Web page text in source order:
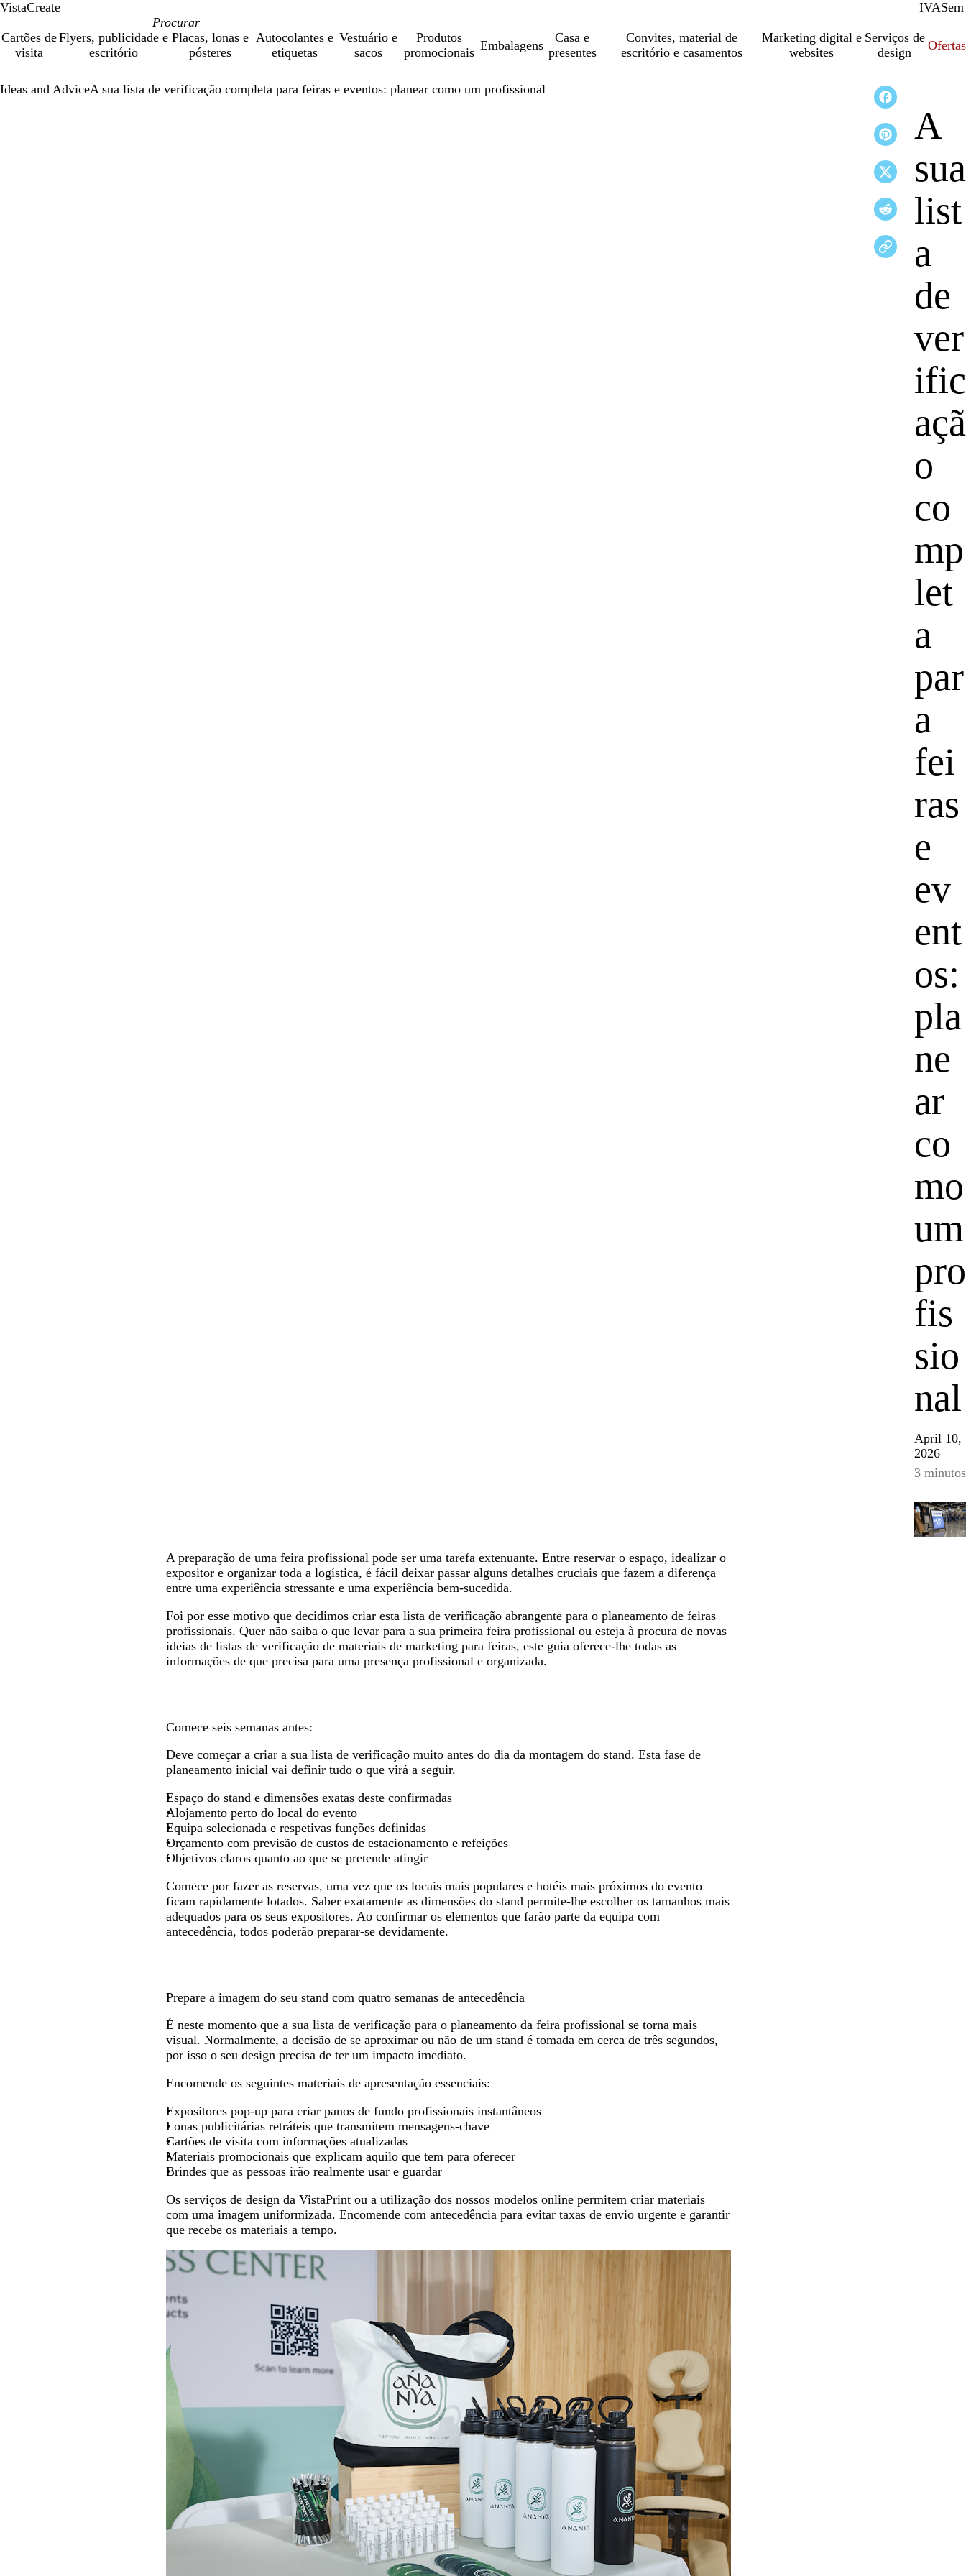
VistaCreate IVACom
Sem
Cartões de
visita
Flyers, publicidade e
escritório
Placas, lonas e
pósteres
Autocolantes e
etiquetas
Vestuário e
sacos
Produtos
promocionais
Embalagens
Casa e
presentes
Convites, material de
escritório e casamentos
Marketing digital e
websites
Serviços de
design
Ofertas
Ideas and AdviceA sua lista de verificação completa para feiras e eventos: planear como um profissional
A
sua
list
a
de
ver
ific
açã
o
co
mp
let
a
par
a
fei
ras
e
ev
ent
os:
pla
ne
ar
co
mo
um
pro
fis
sio
nal
April 10,
2026
3 minutos
A preparação de uma feira profissional pode ser uma tarefa extenuante. Entre reservar o espaço, idealizar o
expositor e organizar toda a logística, é fácil deixar passar alguns detalhes cruciais que fazem a diferença
entre uma experiência stressante e uma experiência bem-sucedida.
Foi por esse motivo que decidimos criar esta lista de verificação abrangente para o planeamento de feiras
profissionais. Quer não saiba o que levar para a sua primeira feira profissional ou esteja à procura de novas
ideias de listas de verificação de materiais de marketing para feiras, este guia oferece-lhe todas as
informações de que precisa para uma presença profissional e organizada.
Comece seis semanas antes:
Deve começar a criar a sua lista de verificação muito antes do dia da montagem do stand. Esta fase de
planeamento inicial vai definir tudo o que virá a seguir.
Espaço do stand e dimensões exatas deste confirmadas
Alojamento perto do local do evento
Equipa selecionada e respetivas funções definidas
Orçamento com previsão de custos de estacionamento e refeições
Objetivos claros quanto ao que se pretende atingir
Comece por fazer as reservas, uma vez que os locais mais populares e hotéis mais próximos do evento
ficam rapidamente lotados. Saber exatamente as dimensões do stand permite-lhe escolher os tamanhos mais
adequados para os seus expositores. Ao confirmar os elementos que farão parte da equipa com
antecedência, todos poderão preparar-se devidamente.
Prepare a imagem do seu stand com quatro semanas de antecedência
É neste momento que a sua lista de verificação para o planeamento da feira profissional se torna mais
visual. Normalmente, a decisão de se aproximar ou não de um stand é tomada em cerca de três segundos,
por isso o seu design precisa de ter um impacto imediato.
Encomende os seguintes materiais de apresentação essenciais:
Expositores pop-up para criar panos de fundo profissionais instantâneos
Lonas publicitárias retráteis que transmitem mensagens-chave
Cartões de visita com informações atualizadas
Materiais promocionais que explicam aquilo que tem para oferecer
Brindes que as pessoas irão realmente usar e guardar
Os serviços de design da VistaPrint ou a utilização dos nossos modelos online permitem criar materiais
com uma imagem uniformizada. Encomende com antecedência para evitar taxas de envio urgente e garantir
que recebe os materiais a tempo.